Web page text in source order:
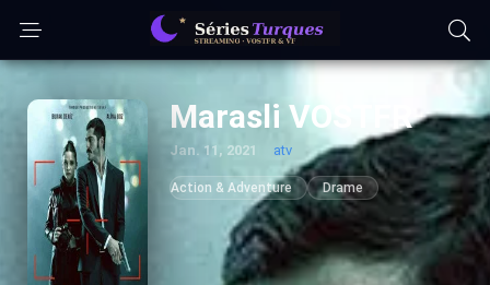
Marasli VOSTFR
Jan. 11, 2021 atv
Action & Adventure Drame